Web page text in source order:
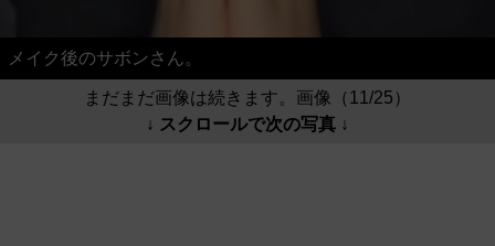
メイク後のサボンさん。
まだまだ画像は続きます。画像（11/25）
↓ スクロールで次の写真 ↓